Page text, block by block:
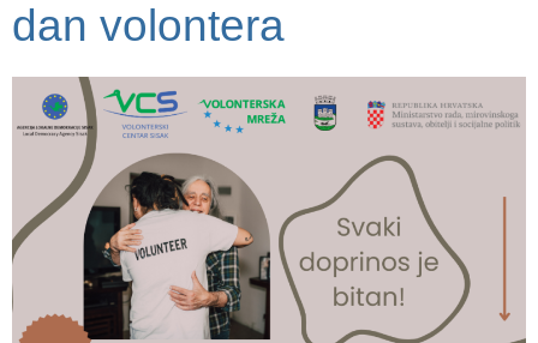
dan volontera